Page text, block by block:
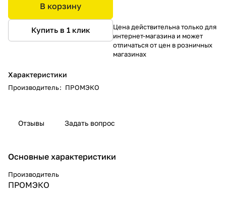
В корзину
Купить в 1 клик
Характеристики
Производитель: ПРОМЭКО
Цена действительна только для
интернет-магазина и может
отличаться от цен в розничных
магазинах
Отзывы Задать вопрос
Основные характеристики
Производитель
ПРОМЭКО